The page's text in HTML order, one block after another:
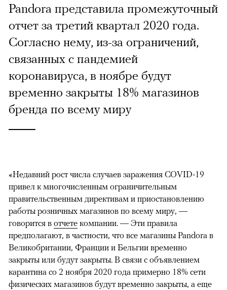
Pandora представила промежуточный
отчет за третий квартал 2020 года.
Согласно нему, из-за ограничений,
связанных с пандемией
коронавируса, в ноябре будут
временно закрыты 18% магазинов
бренда по всему миру
«Недавний рост числа случаев заражения COVID-19
привел к многочисленным ограничительным
правительственным директивам и приостановлению
работы розничных магазинов по всему миру, —
говорится в отчете компании. — Эти правила
предполагают, в частности, что все магазины Pandora в
Великобритании, Франции и Бельгии временно
закрыты или будут закрыты. В связи с объявлением
карантина со 2 ноября 2020 года примерно 18% сети
физических магазинов будут временно закрыты, а еще